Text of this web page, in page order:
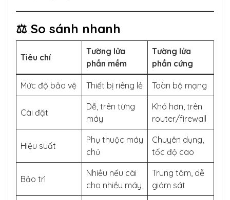
⚖️ So sánh nhanh
Tiêu chí
Tường lửa
phần mềm
Tường lửa
phần cứng
Mức độ bảo vệ Thiết bị riêng lẻ Toàn bộ mạng
Cài đặt
Dễ, trên từng
máy
Khó hơn, trên
router/firewall
Hiệu suất
Phụ thuộc máy
chủ
Chuyên dụng,
tốc độ cao
Bảo trì
Nhiều nếu cài
cho nhiều máy
Trung tâm, dễ
giám sát